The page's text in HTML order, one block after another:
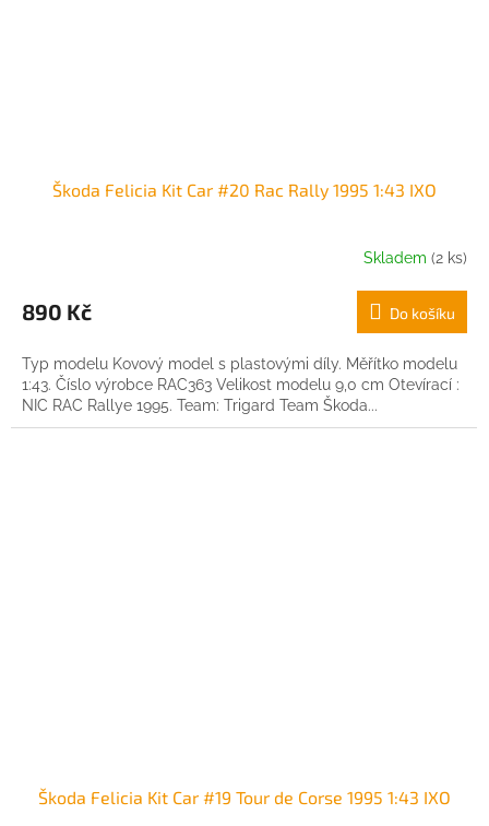
Škoda Felicia Kit Car #20 Rac Rally 1995 1:43 IXO
Skladem (2 ks)
890 Kč Do košíku
Typ modelu Kovový model s plastovými díly. Měřítko modelu
1:43. Číslo výrobce RAC363 Velikost modelu 9,0 cm Otevírací :
NIC RAC Rallye 1995. Team: Trigard Team Škoda...
Škoda Felicia Kit Car #19 Tour de Corse 1995 1:43 IXO